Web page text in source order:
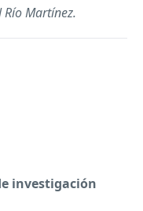
Río Martínez.
investigación